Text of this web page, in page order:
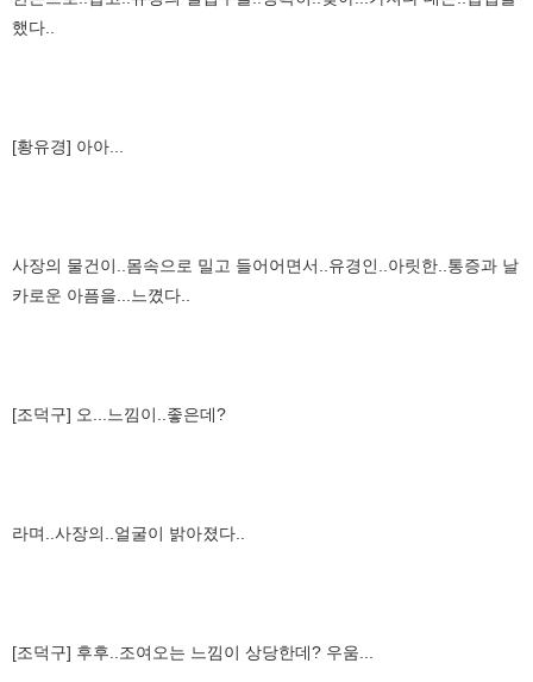
했다..
[황유경] 아아...
사장의 물건이..몸속으로 밀고 들어어면서..유경인..아릿한..통증과 날
카로운 아픔을...느꼈다..
[조덕구] 오...느낌이..좋은데?
라며..사장의..얼굴이 밝아졌다..
[조덕구] 후후..조여오는 느낌이 상당한데? 우움...